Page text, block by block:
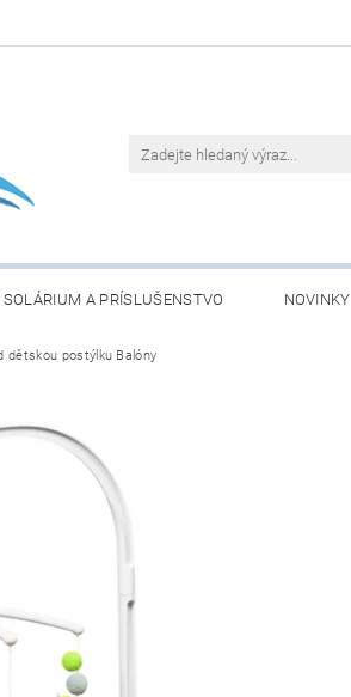
SOLÁRIUM A PRÍSLUŠENSTVO NOVINKY
KONJAC ČLÁNKY
dětskou postýlku Balóny